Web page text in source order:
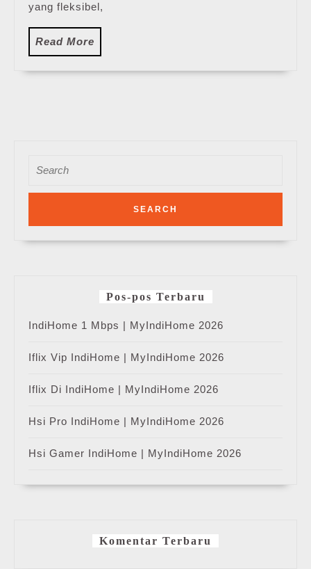
yang fleksibel,
Read More
More
for:
Pos-pos Terbaru
IndiHome 1 Mbps | MyIndiHome 2026
Iflix Vip IndiHome | MyIndiHome 2026
Iflix Di IndiHome | MyIndiHome 2026
Hsi Pro IndiHome | MyIndiHome 2026
Hsi Gamer IndiHome | MyIndiHome 2026
Komentar Terbaru